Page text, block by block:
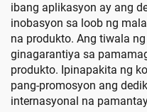
ibang aplikasyon ay ang
inobasyon sa loob ng
na produkto. Ang tiwala
ginagarantiya sa
produkto. Ipinapakita ng
pang-promosyon ang
internasyonal na